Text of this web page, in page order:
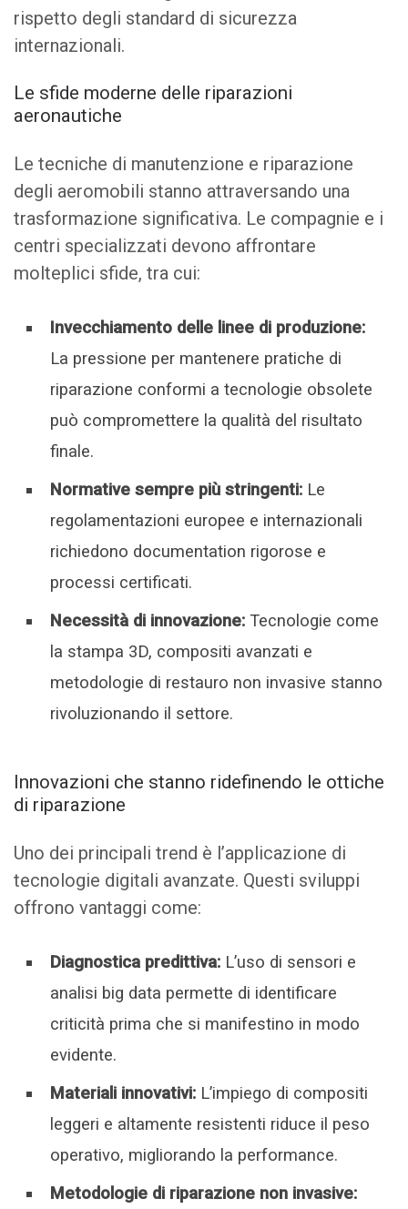
rispetto degli standard di sicurezza
internazionali.
Le sfide moderne delle riparazioni
aeronautiche
Le tecniche di manutenzione e riparazione
degli aeromobili stanno attraversando una
trasformazione significativa. Le compagnie e i
centri specializzati devono affrontare
molteplici sfide, tra cui:
Invecchiamento delle linee di produzione:
La pressione per mantenere pratiche di
riparazione conformi a tecnologie obsolete
può compromettere la qualità del risultato
finale.
Normative sempre più stringenti: Le
regolamentazioni europee e internazionali
richiedono documentation rigorose e
processi certificati.
Necessità di innovazione: Tecnologie come
la stampa 3D, compositi avanzati e
metodologie di restauro non invasive stanno
rivoluzionando il settore.
Innovazioni che stanno ridefinendo le ottiche
di riparazione
Uno dei principali trend è l’applicazione di
tecnologie digitali avanzate. Questi sviluppi
offrono vantaggi come:
Diagnostica predittiva: L’uso di sensori e
analisi big data permette di identificare
criticità prima che si manifestino in modo
evidente.
Materiali innovativi: L’impiego di compositi
leggeri e altamente resistenti riduce il peso
operativo, migliorando la performance.
Metodologie di riparazione non invasive: